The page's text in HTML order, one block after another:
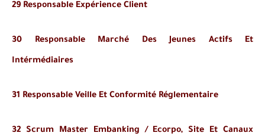
29 Responsable Expérience Client
30 Responsable Marché Des Jeunes Actifs Et
Intérmédiaires
31 Responsable Veille Et Conformité Réglementaire
32 Scrum Master Embanking / Ecorpo, Site Et Canaux